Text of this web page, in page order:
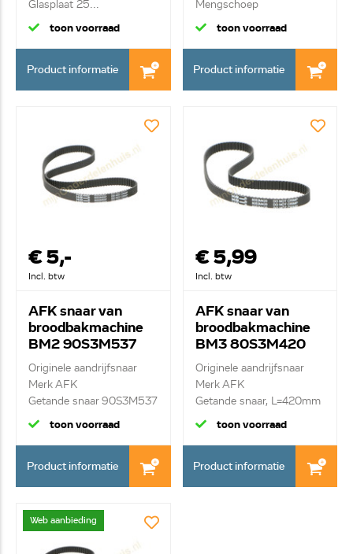
Glasplaat 25...
toon voorraad
Product informatie
Mengschoep
toon voorraad
Product informatie
€ 5,-
Incl. btw
AFK snaar van
broodbakmachine
BM2 90S3M537
Originele aandrijfsnaar
Merk AFK
Getande snaar 90S3M537
toon voorraad
Product informatie
€ 5,99
Incl. btw
AFK snaar van
broodbakmachine
BM3 80S3M420
Originele aandrijfsnaar
Merk AFK
Getande snaar, L=420mm
...
toon voorraad
Product informatie
Web aanbieding